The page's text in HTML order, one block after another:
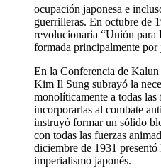
ocupación japonesa e
guerrilleras. En octubre de
revolucionaria “Unión para
formada principalmente por
En la Conferencia de
Kim Il Sung subrayó la
monolíticamente a todas las
incorporarlas al combate
instruyó formar un sólido
con todas las fuerzas
diciembre de 1931
imperialismo japonés.